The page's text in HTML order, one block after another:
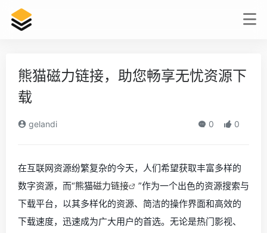
熊猫磁力链接，助您畅享无忧资源下
载
gelandi 0 0
在互联网资源纷繁复杂的今天，人们希望获取丰富多样的
数字资源，而“熊猫磁力链接
”作为一个出色的资源搜索与
下载平台，以其多样化的资源、简洁的操作界面和高效的
下载速度，迅速成为广大用户的首选。无论是热门影视、